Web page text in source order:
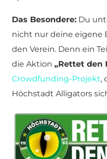
Das Besondere: Du
nicht nur deine eigene
den Verein. Denn ein
die Aktion „Rettet den
Crowdfunding-Projekt,
Höchstadt Alligators